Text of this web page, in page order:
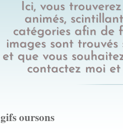
Ici, vous
animés,
catégories afin de
images sont
et que vous
contactez moi
gifs oursons